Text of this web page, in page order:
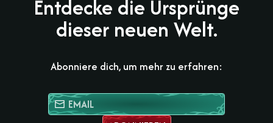
Entdecke die Ursprünge
dieser neuen Welt.
Abonniere dich, um mehr zu erfahren: